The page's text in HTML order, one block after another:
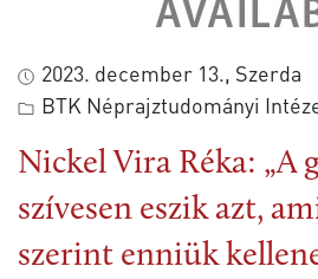
2023. december 13., Szerda
BTK Néprajztudományi
Nickel Vira Réka: „A
szívesen eszik azt,
szerint enniük